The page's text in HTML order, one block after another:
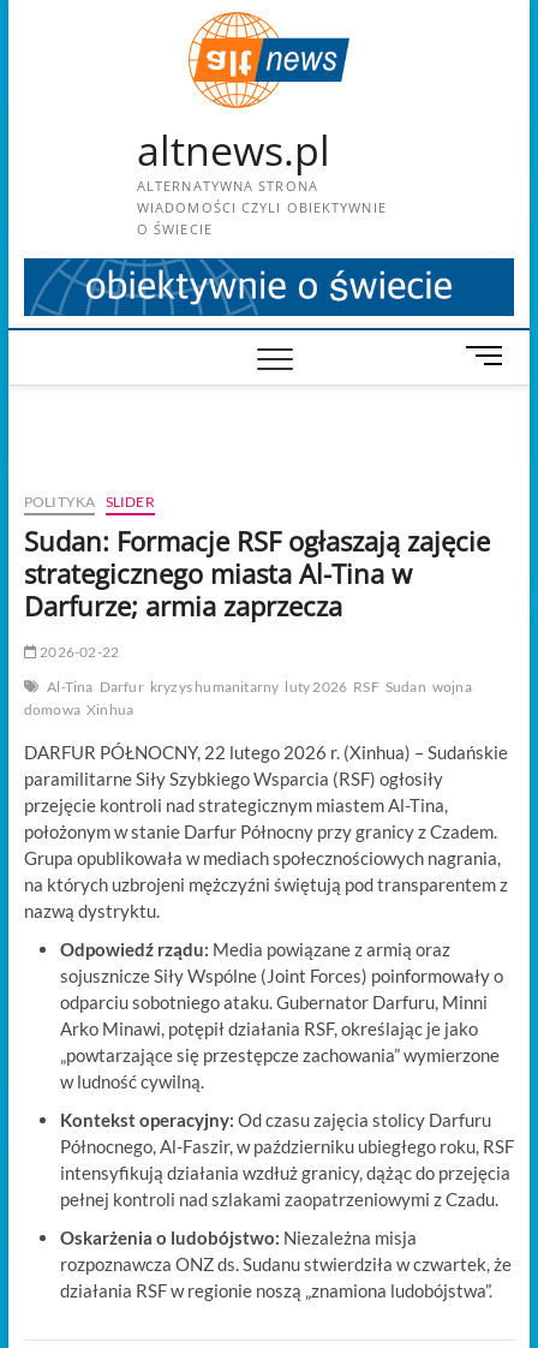
altnews.pl
ALTERNATYWNA STRONA
WIADOMOŚCI CZYLI OBIEKTYWNIE
O ŚWIECIE
M
e
t
POLITYKA SLIDER
Sudan: Formacje RSF ogłaszają zajęcie
strategicznego miasta Al-Tina w
Darfurze; armia zaprzecza
2026-02-22
Al-Tina Darfur kryzys humanitarny luty 2026 RSF Sudan wojna
domowa Xinhua
DARFUR PÓŁNOCNY, 22 lutego 2026 r. (Xinhua) – Sudańskie
paramilitarne Siły Szybkiego Wsparcia (RSF) ogłosiły
przejęcie kontroli nad strategicznym miastem Al-Tina,
położonym w stanie Darfur Północny przy granicy z Czadem.
Grupa opublikowała w mediach społecznościowych nagrania,
na których uzbrojeni mężczyźni świętują pod transparentem z
nazwą dystryktu.
Odpowiedź rządu: Media powiązane z armią oraz
sojusznicze Siły Wspólne (Joint Forces) poinformowały o
odparciu sobotniego ataku. Gubernator Darfuru, Minni
Arko Minawi, potępił działania RSF, określając je jako
„powtarzające się przestępcze zachowania” wymierzone
w ludność cywilną.
Kontekst operacyjny: Od czasu zajęcia stolicy Darfuru
Północnego, Al-Faszir, w październiku ubiegłego roku, RSF
intensyfikują działania wzdłuż granicy, dążąc do przejęcia
pełnej kontroli nad szlakami zaopatrzeniowymi z Czadu.
Oskarżenia o ludobójstwo: Niezależna misja
rozpoznawcza ONZ ds. Sudanu stwierdziła w czwartek, że
działania RSF w regionie noszą „znamiona ludobójstwa”.